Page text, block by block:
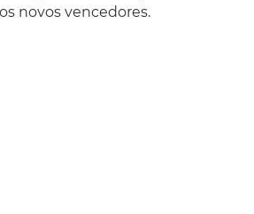
novos vencedores.